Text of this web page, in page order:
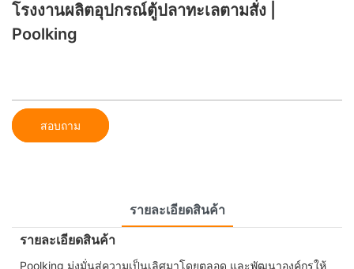
โรงงานผลิตอุปกรณ์ตู้ปลาทะเลตามสั่ง |
Poolking
สอบถาม
รายละเอียดสินค้า
รายละเอียดสินค้า
Poolking มุ่งมั่นสู่ความเป็นเลิศมาโดยตลอด และพัฒนาองค์กรให้